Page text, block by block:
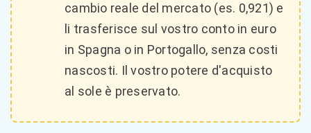
cambio reale del mercato (es. 0,921) e
li trasferisce sul vostro conto in euro
in Spagna o in Portogallo, senza costi
nascosti. Il vostro potere d'acquisto
al sole è preservato.